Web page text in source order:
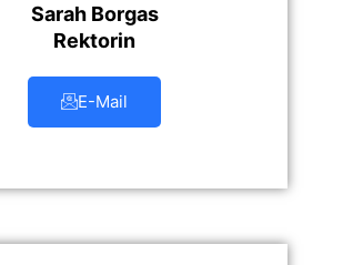
Sarah Borgas
Rektorin
E-Mail